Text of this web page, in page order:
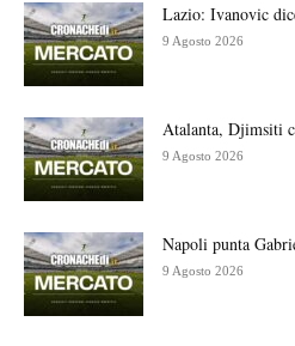
Lazio: Ivanovic
9 Agosto 2026
Atalanta, Djimsiti
9 Agosto 2026
Napoli punta
9 Agosto 2026